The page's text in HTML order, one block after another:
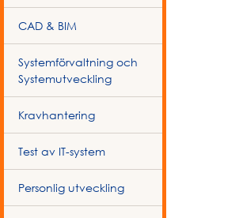
CAD & BIM
Systemförvaltning och
Systemutveckling
Kravhantering
Test av IT-system
Personlig utveckling